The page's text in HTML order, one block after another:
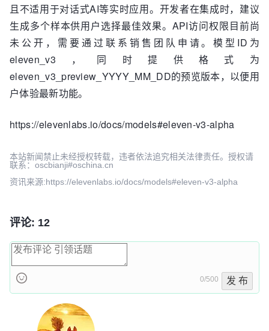
且不适用于对话式AI等实时应用。开发者在集成时，建议
生成多个样本供用户选择最佳效果。API访问权限目前尚
未公开，需要通过联系销售团队申请。模型ID为
eleven_v3，同时提供格式为
eleven_v3_preview_YYYY_MM_DD的预览版本，以便用
户体验最新功能。
https://elevenlabs.io/docs/models#eleven-v3-alpha
本站新闻禁止未经授权转载，违者依法追究相关法律责任。授权请
联系：oscbianji#oschina.cn
资讯来源:https://elevenlabs.io/docs/models#eleven-v3-alpha
评论: 12
0/500 发 布